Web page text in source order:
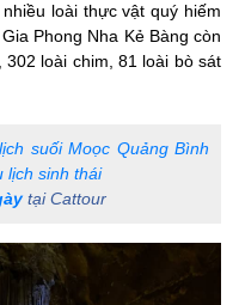
loài thực vật quý hiếm
Phong Nha Kẻ Bàng còn
loài chim, 81 loài bò sát
suối Moọc Quảng Bình
lịch sinh thái
tại Cattour